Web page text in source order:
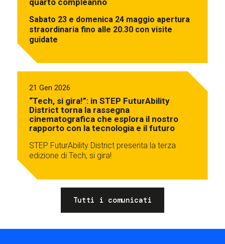
Sabato 23 e domenica 24 maggio apertura
straordinaria fino alle 20.30 con visite
guidate
21 Gen 2026
“Tech, si gira!”: in STEP FuturAbility
District torna la rassegna
cinematografica che esplora il nostro
rapporto con la tecnologia e il futuro
STEP FuturAbility District presenta la terza
edizione di Tech, si gira!
Tutti i comunicati